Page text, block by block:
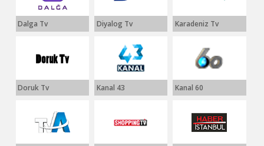
Dalga Tv Diyalog Tv Karadeniz Tv
Doruk Tv Kanal 43 Kanal 60